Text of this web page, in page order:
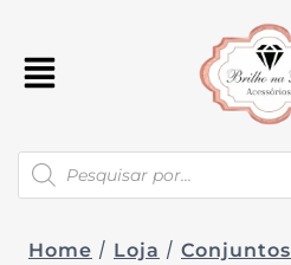
Home / Loja / Conjuntos